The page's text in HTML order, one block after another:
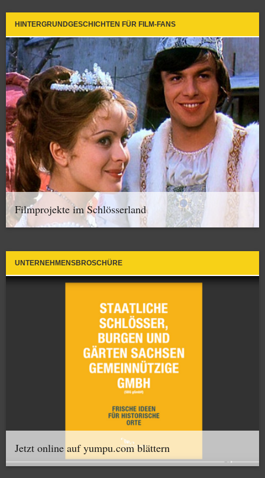
HINTERGRUNDGESCHICHTEN FÜR FILM-FANS
Filmprojekte im Schlösserland
UNTERNEHMENSBROSCHÜRE
Jetzt online auf yumpu.com blättern